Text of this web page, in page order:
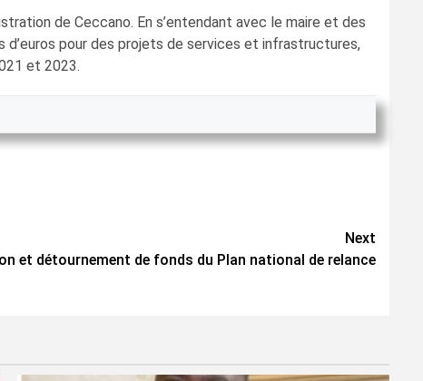
de Ceccano. En s’entendant avec le maire et des
d’euros pour des projets de services et infrastructures,
et 2023.
Next
et détournement de fonds du Plan national de relance